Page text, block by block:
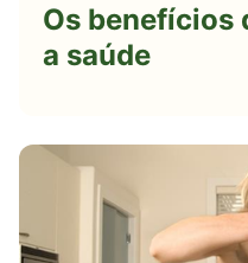
Os benefícios
a saúde